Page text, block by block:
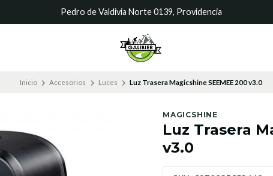
Pedro de Valdivia Norte 0139, Providencia
Inicio Accesorios Luces Luz Trasera Magicshine SEEMEE 200 v3.0
MAGICSHINE
Luz Trasera
v3.0